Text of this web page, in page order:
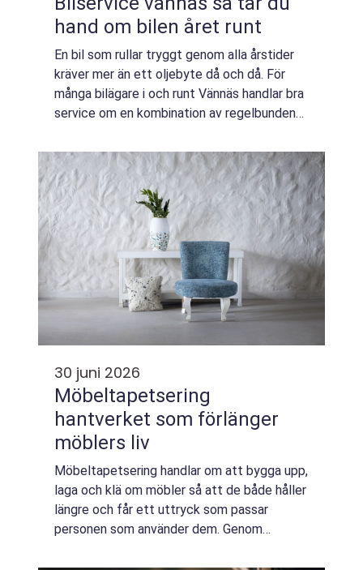
hand om bilen året runt
En bil som rullar tryggt genom alla årstider
kräver mer än ett oljebyte då och då. För
många bilägare i och runt Vännäs handlar bra
service om en kombination av regelbunden
som gör bilen lättare att sköta på si...
30 juni 2026
Möbeltapetsering
hantverket som förlänger
möblers liv
Möbeltapetsering handlar om att bygga upp,
laga och klä om möbler så att de både håller
längre och får ett uttryck som passar
personen som använder dem. Genom